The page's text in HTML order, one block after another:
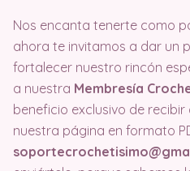
Nos encanta tenerte como
ahora te invitamos a dar un
fortalecer nuestro rincón
a nuestra Membresía
beneficio exclusivo de
nuestra página en formato